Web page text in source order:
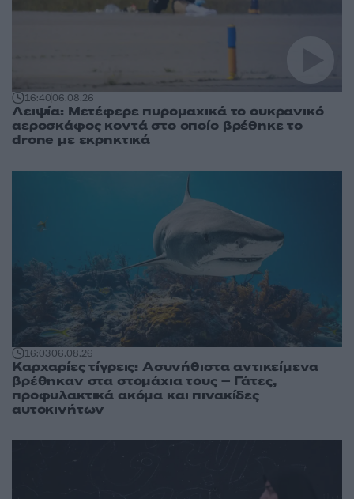
16:4006.08.26
Λειψία: Μετέφερε πυρομαχικά το ουκρανικό
αεροσκάφος κοντά στο οποίο βρέθηκε το
drone με εκρηκτικά
16:0306.08.26
Καρχαρίες τίγρεις: Ασυνήθιστα αντικείμενα
βρέθηκαν στα στομάχια τους – Γάτες,
προφυλακτικά ακόμα και πινακίδες
αυτοκινήτων